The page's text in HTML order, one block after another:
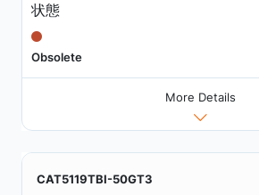
状態
Obsolete
More Details
CAT5119TBI-50GT3